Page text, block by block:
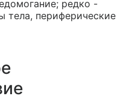
редко -
тела, периферические